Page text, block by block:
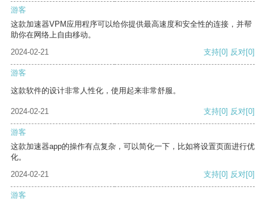
游客
这款加速器VPM应用程序可以给你提供最高速度和安全性的连接，并帮
助你在网络上自由移动。
2024-02-21
支持[0] 反对[0]
游客
这款软件的设计非常人性化，使用起来非常舒服。
2024-02-21 支持[0] 反对[0]
游客
这款加速器app的操作有点复杂，可以简化一下，比如将设置页面进行优
化。
2024-02-21
支持[0] 反对[0]
游客